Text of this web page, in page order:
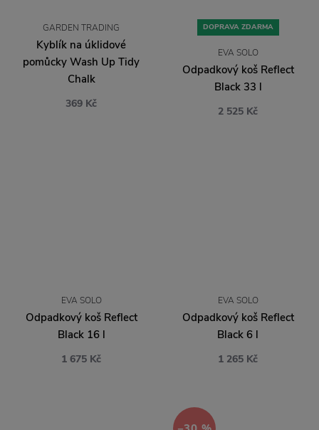
GARDEN TRADING
Kyblík na úklidové
pomůcky Wash Up Tidy
Chalk
369 Kč
DOPRAVA ZDARMA
EVA SOLO
Odpadkový koš Reflect
Black 33 l
2 525 Kč
EVA SOLO
Odpadkový koš Reflect
Black 16 l
1 675 Kč
EVA SOLO
Odpadkový koš Reflect
Black 6 l
1 265 Kč